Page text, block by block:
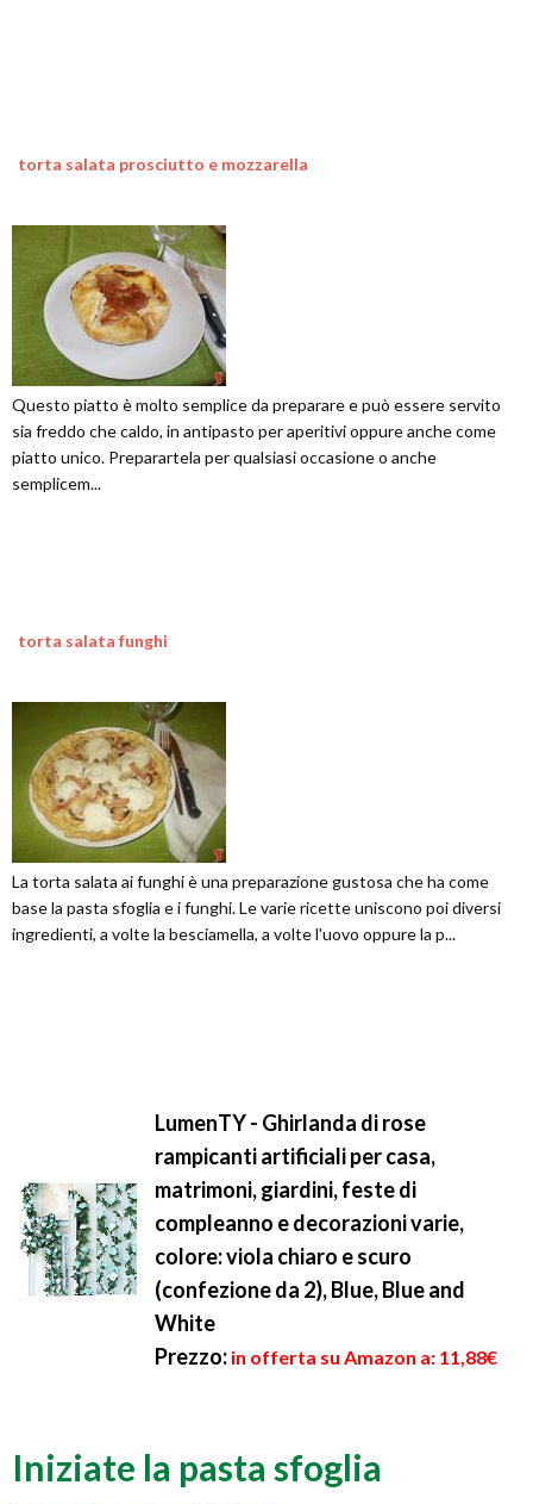
torta salata prosciutto e mozzarella
Questo piatto è molto semplice da preparare e può essere servito
sia freddo che caldo, in antipasto per aperitivi oppure anche come
piatto unico. Preparartela per qualsiasi occasione o anche
semplicem...
torta salata funghi
La torta salata ai funghi è una preparazione gustosa che ha come
base la pasta sfoglia e i funghi. Le varie ricette uniscono poi diversi
ingredienti, a volte la besciamella, a volte l'uovo oppure la p...
LumenTY - Ghirlanda di rose
rampicanti artificiali per casa,
matrimoni, giardini, feste di
compleanno e decorazioni varie,
colore: viola chiaro e scuro
(confezione da 2), Blue, Blue and
White
Prezzo: in offerta su Amazon a: 11,88€
Iniziate la pasta sfoglia